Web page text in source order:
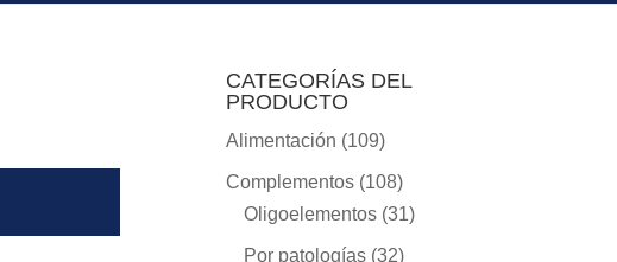
CATEGORÍAS DEL
PRODUCTO
Alimentación (109)
Complementos (108)
Oligoelementos (31)
Por patologías (32)